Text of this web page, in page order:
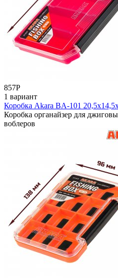
857Р
1 вариант
Коробка Akara BA-101
Коробка органайзер для
воблеров